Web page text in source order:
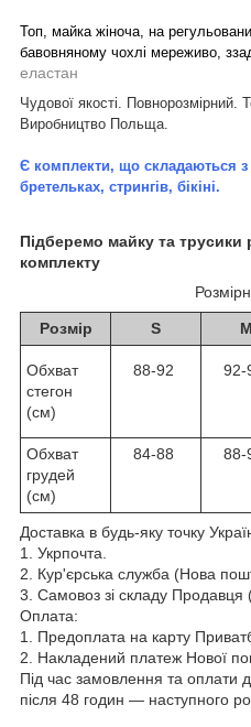
Топ, майка жіноча, на
бавовняному чохлі мереживо,
еластан
Чудової якості. Повнорозмірний.
Виробництво Польща.
Є комплекти, що складаються з
бретельках, стрингів, бікіні.
Підберемо майку та трусики
комплекту
Розмір S M
Обхват
стегон
(см)
88-92 92-
Обхват
грудей
(см)
84-88 88-
Доставка в будь-яку точку
1. Укрпочта.
2. Кур'єрська служба (Нова
3. Самовоз зі складу Продавця
Оплата:
1. Предоплата на карту
2. Накладений платеж Нової
Під час замовлення та оплати
після 48 годин — наступного